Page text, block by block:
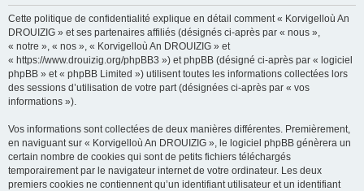
Cette politique de confidentialité explique en détail comment « Korvigelloù An
DROUIZIG » et ses partenaires affiliés (désignés ci-après par « nous »,
« notre », « nos », « Korvigelloù An DROUIZIG » et
« https://www.drouizig.org/phpBB3 ») et phpBB (désigné ci-après par « logiciel
phpBB » et « phpBB Limited ») utilisent toutes les informations collectées lors
des sessions d’utilisation de votre part (désignées ci-après par « vos
informations »).
Vos informations sont collectées de deux manières différentes. Premièrement,
en naviguant sur « Korvigelloù An DROUIZIG », le logiciel phpBB génèrera un
certain nombre de cookies qui sont de petits fichiers téléchargés
temporairement par le navigateur internet de votre ordinateur. Les deux
premiers cookies ne contiennent qu’un identifiant utilisateur et un identifiant